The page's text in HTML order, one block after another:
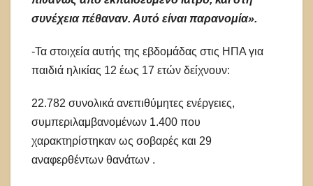
συνέχεια πέθαναν. Αυτό είναι παρανομία».
-Τα στοιχεία αυτής της εβδομάδας στις ΗΠΑ για
παιδιά ηλικίας 12 έως 17 ετών δείχνουν:
22.782 συνολικά ανεπιθύμητες ενέργειες,
συμπεριλαμβανομένων 1.400 που
χαρακτηρίστηκαν ως σοβαρές και 29
αναφερθέντων θανάτων .